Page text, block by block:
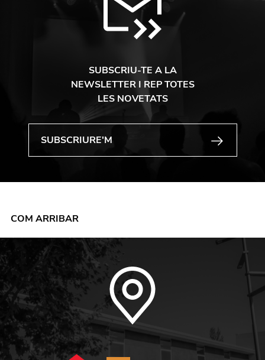
SUBSCRIU-TE A LA
NEWSLETTER I REP TOTES
LES NOVETATS
COM ARRIBAR